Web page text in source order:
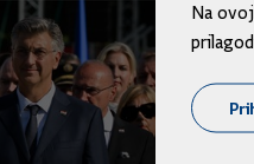
Na